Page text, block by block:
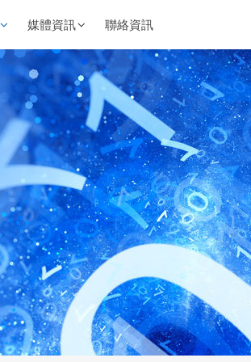
媒體資訊 聯絡資訊